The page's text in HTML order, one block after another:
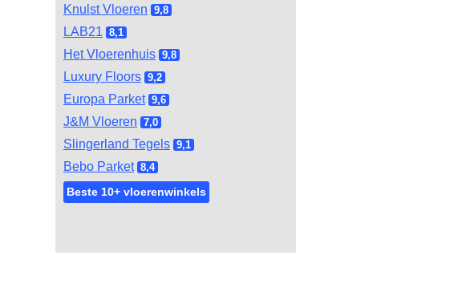
Knulst Vloeren 9,8
LAB21 8,1
Het Vloerenhuis 9,8
Luxury Floors 9,2
Europa Parket 9,6
J&M Vloeren 7,0
Slingerland Tegels 9,1
Bebo Parket 8,4
Beste 10+ vloerenwinkels